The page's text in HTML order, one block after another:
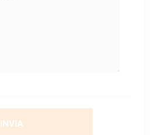
INVIA